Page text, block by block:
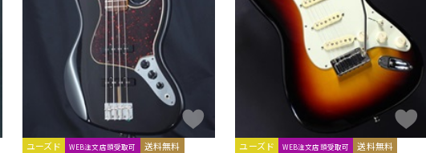
ユーズド WEB注文店頭受取可 送料無料 ユーズド WEB注文店頭受取可 送料無料